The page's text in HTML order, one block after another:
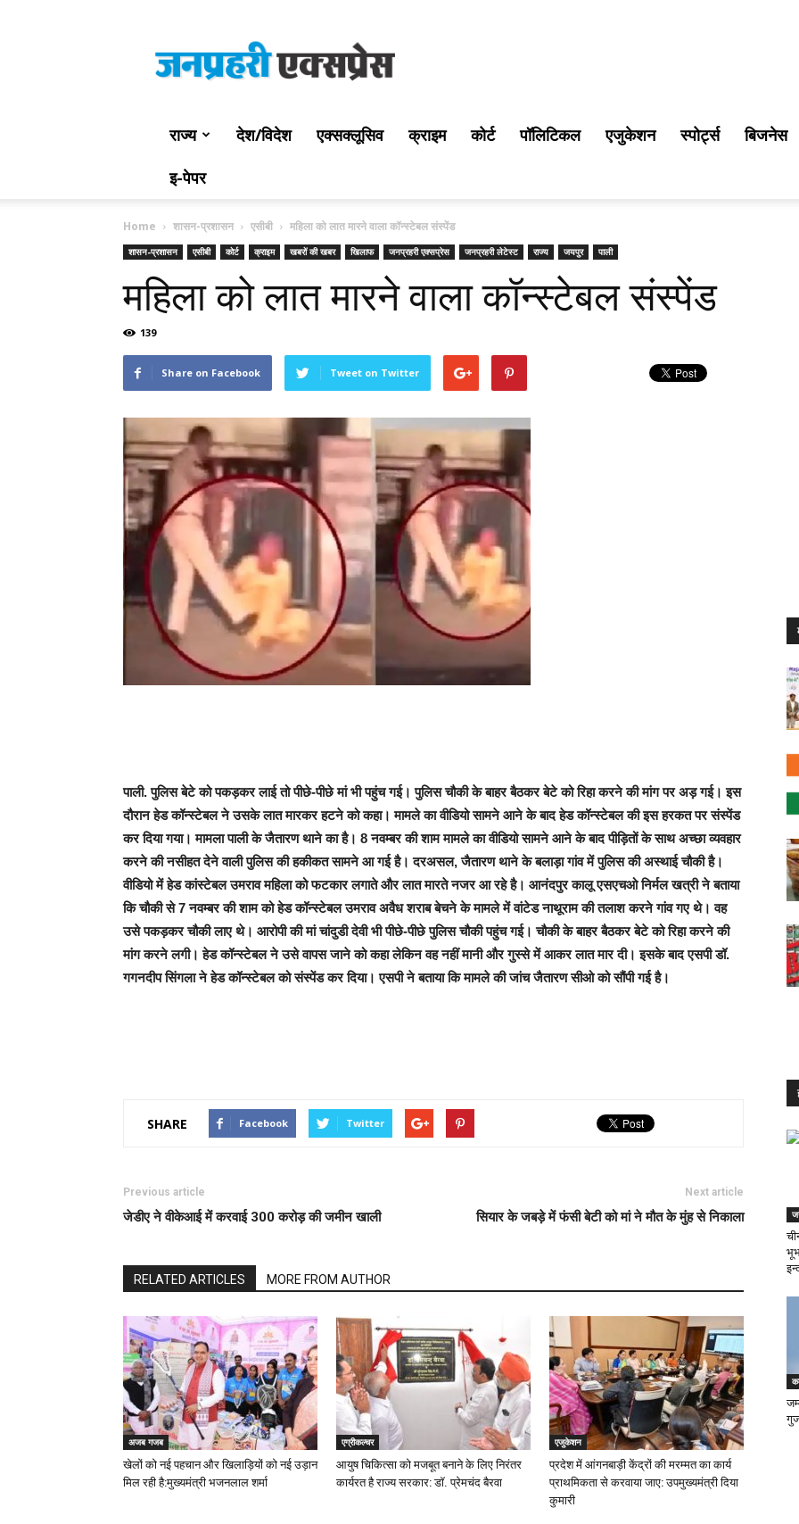
Prahari
Express
राज्य देश/विदेश एक्सक्लूसिव क्राइम कोर्ट पॉलिटिकल एजुकेशन स्पोर्ट्स बिजनेस
इ-पेपर
Home शासन-प्रशासन एसीबी महिला को लात मारने वाला कॉन्स्टेबल संस्पेंड
शासन-प्रशासन एसीबी कोर्ट क्राइम खबरों की खबर खिलाफ जनप्रहरी एक्सप्रेस जनप्रहरी लेटेस्ट राज्य जयपुर पाली
महिला को लात मारने वाला कॉन्स्टेबल संस्पेंड
139
Share on Facebook Tweet on Twitter
पाली. पुलिस बेटे को पकड़कर लाई तो पीछे-पीछे मां भी पहुंच गई। पुलिस चौकी के बाहर बैठकर बेटे को रिहा करने की मांग पर अड़ गई। इस
दौरान हेड कॉन्स्टेबल ने उसके लात मारकर हटने को कहा। मामले का वीडियो सामने आने के बाद हेड कॉन्स्टेबल की इस हरकत पर संस्पेंड
कर दिया गया। मामला पाली के जैतारण थाने का है। 8 नवम्बर की शाम मामले का वीडियो सामने आने के बाद पीड़ितों के साथ अच्छा व्यवहार
करने की नसीहत देने वाली पुलिस की हकीकत सामने आ गई है। दरअसल, जैतारण थाने के बलाड़ा गांव में पुलिस की अस्थाई चौकी है।
वीडियो में हेड कांस्टेबल उमराव महिला को फटकार लगाते और लात मारते नजर आ रहे है। आनंदपुर कालू एसएचओ निर्मल खत्री ने बताया
कि चौकी से 7 नवम्बर की शाम को हेड कॉन्स्टेबल उमराव अवैध शराब बेचने के मामले में वांटेड नाथूराम की तलाश करने गांव गए थे। वह
उसे पकड़कर चौकी लाए थे। आरोपी की मां चांदुडी देवी भी पीछे-पीछे पुलिस चौकी पहुंच गई। चौकी के बाहर बैठकर बेटे को रिहा करने की
मांग करने लगी। हेड कॉन्स्टेबल ने उसे वापस जाने को कहा लेकिन वह नहीं मानी और गुस्से में आकर लात मार दी। इसके बाद एसपी डॉ.
गगनदीप सिंगला ने हेड कॉन्स्टेबल को संस्पेंड कर दिया। एसपी ने बताया कि मामले की जांच जैतारण सीओ को सौंपी गई है।
SHARE Facebook Twitter
Previous article
जेडीए ने वीकेआई में करवाई 300 करोड़ की जमीन खाली
Next article
सियार के जबड़े में फंसी बेटी को मां ने मौत के मुंह से निकाला
RELATED ARTICLES MORE FROM AUTHOR
अजब गजब
खेलों को नई पहचान और खिलाड़ियों को नई उड़ान
मिल रही है:मुख्यमंत्री भजनलाल शर्मा
एग्रीकल्चर
आयुष चिकित्सा को मजबूत बनाने के लिए निरंतर
कार्यरत है राज्य सरकार: डॉ. प्रेमचंद बैरवा
एजुकेशन
प्रदेश में आंगनबाड़ी केंद्रों की मरम्मत का कार्य
प्राथमिकता से करवाया जाए: उपमुख्यमंत्री दिया
कुमारी